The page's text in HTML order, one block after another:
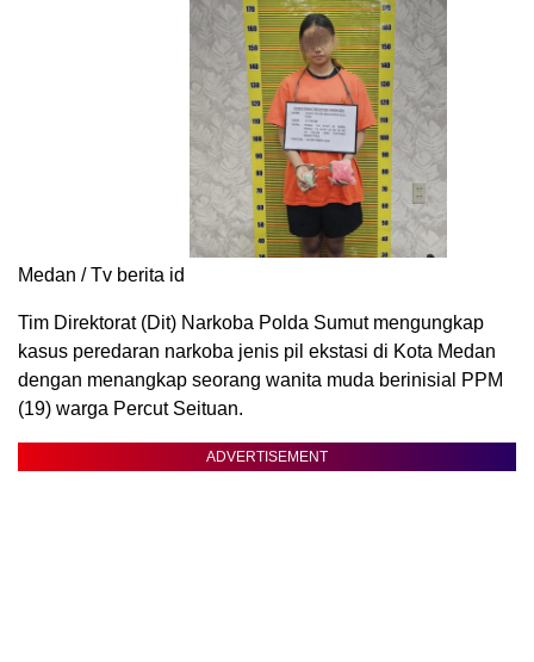
Medan / Tv berita id
Tim Direktorat (Dit) Narkoba Polda Sumut mengungkap
kasus peredaran narkoba jenis pil ekstasi di Kota Medan
dengan menangkap seorang wanita muda berinisial PPM
(19) warga Percut Seituan.
ADVERTISEMENT